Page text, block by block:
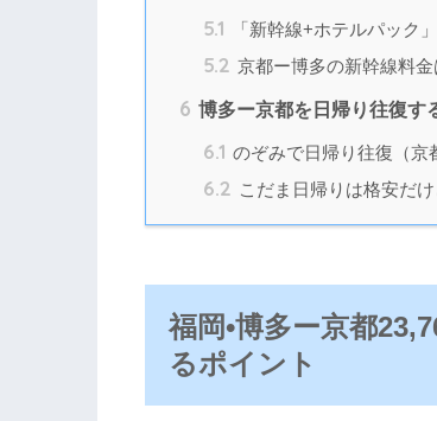
5.1 「新幹線+ホテルパック
5.2 京都ー博多の新幹線料
6 博多ー京都を日帰り往復す
6.1 のぞみで日帰り往復（京
6.2 こだま日帰りは格安だ
福岡•博多ー京都
るポイント